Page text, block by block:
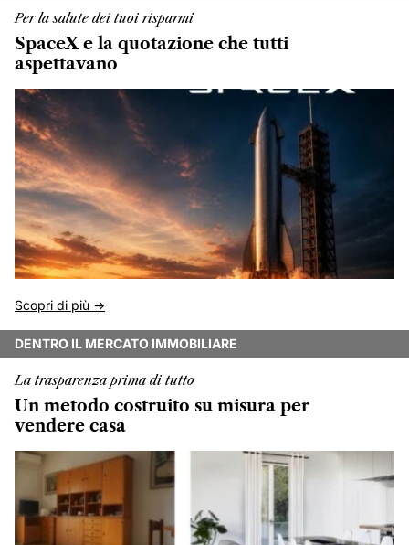
Per la salute dei tuoi risparmi
SpaceX e la quotazione che tutti
aspettavano
Scopri di più ->
DENTRO IL MERCATO IMMOBILIARE
La trasparenza prima di tutto
Un metodo costruito su misura per
vendere casa